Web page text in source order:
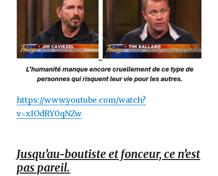
https://www.youtube.com/watch?
v=xIOdRY0qNZw
Jusqu’au-boutiste et fonceur, ce n’est
pas pareil.